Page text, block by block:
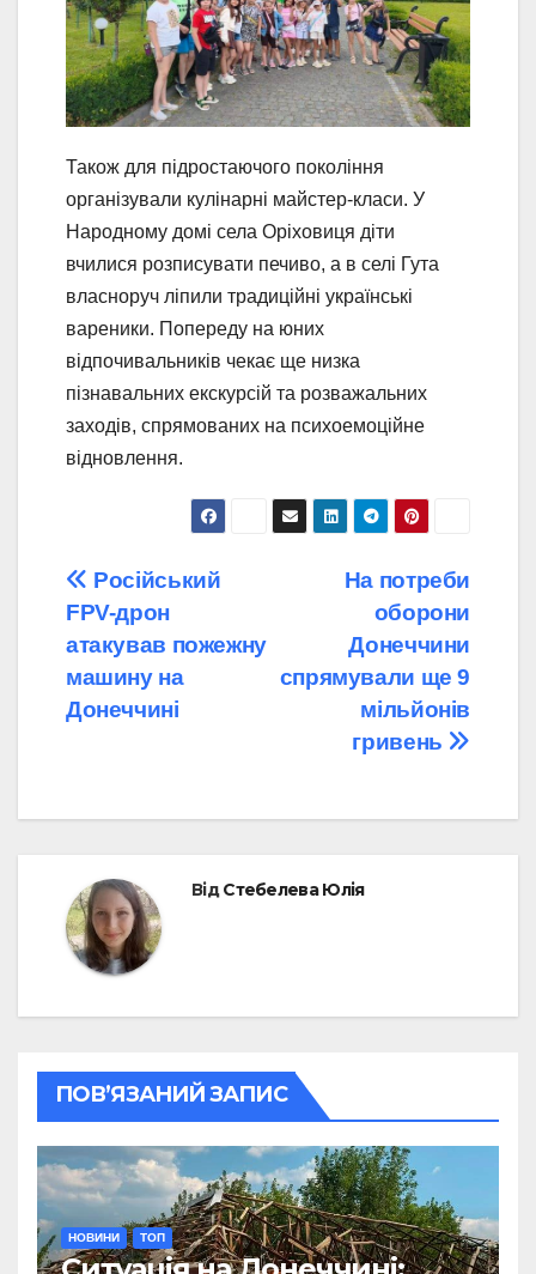
Також для підростаючого покоління
організували кулінарні майстер-класи. У
Народному домі села Оріховиця діти
вчилися розписувати печиво, а в селі Гута
власноруч ліпили традиційні українські
вареники. Попереду на юних
відпочивальників чекає ще низка
пізнавальних екскурсій та розважальних
заходів, спрямованих на психоемоційне
відновлення.
Навігація
записів
На потреби
оборони
Донеччини
спрямували ще 9
мільйонів
гривень
Російський
FPV-дрон
атакував пожежну
машину на
Донеччині
ВідСтебелева Юлія
ПОВ’ЯЗАНИЙ ЗАПИС
НОВИНИ ТОП